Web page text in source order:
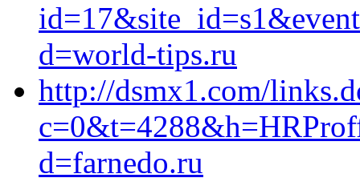
d=world-tips.ru
http://dsmx1.com/
d=farnedo.ru